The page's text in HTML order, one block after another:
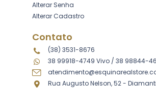
Alterar Senha
Alterar Cadastro
Contato
(38) 3531-8676
38 99918-4749 Vivo/ 38 98844-
Rua Augusto Nelson, 52 -